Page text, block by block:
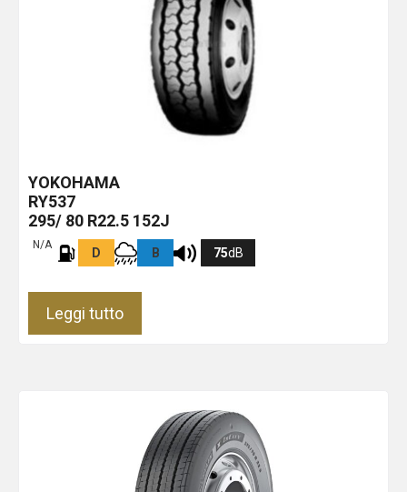
YOKOHAMA
RY537
295/ 80 R22.5 152J
N/A
D B 75dB
Leggi tutto